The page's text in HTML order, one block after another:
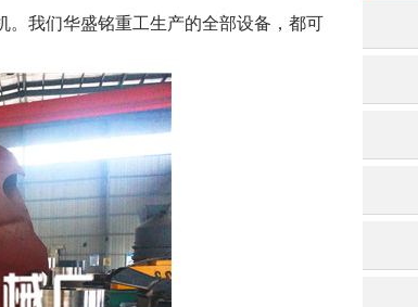
我们华盛铭重工生产的全部设备，都可